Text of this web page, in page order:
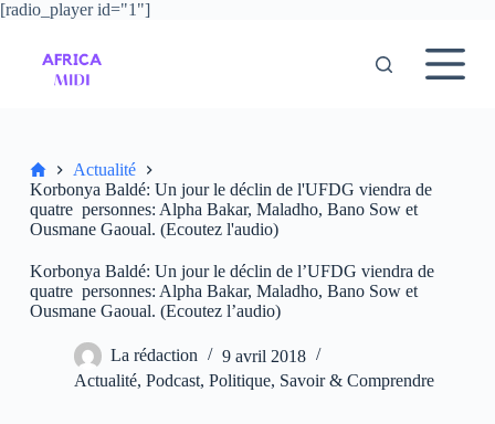
[radio_player id="1"]
P
o
n
n
u
AccueilActualité
Korbonya Baldé: Un jour le déclin de l'UFDG viendra de
quatre personnes: Alpha Bakar, Maladho, Bano Sow et
Ousmane Gaoual. (Ecoutez l'audio)
Korbonya Baldé: Un jour le déclin de l’UFDG viendra de
quatre personnes: Alpha Bakar, Maladho, Bano Sow et
Ousmane Gaoual. (Ecoutez l’audio)
La rédaction
9 avril 2018
Actualité, Podcast, Politique, Savoir & Comprendre